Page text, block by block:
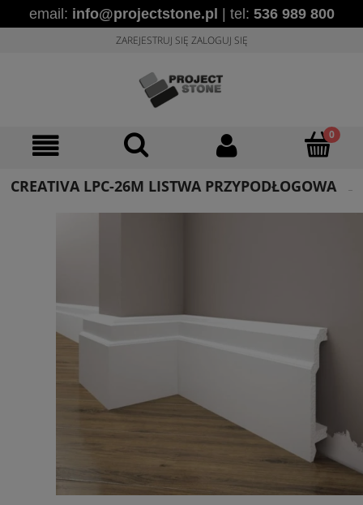
email: info@projectstone.pl | tel: 536 989 800
ZAREJESTRUJ SIĘ ZALOGUJ SIĘ
CREATIVA LPC-26M LISTWA PRZYPODŁOGOWA